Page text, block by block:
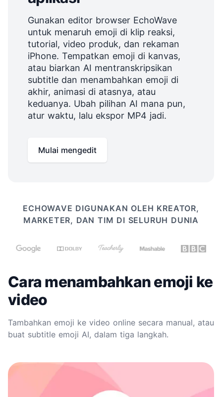
Gunakan editor browser EchoWave
untuk menaruh emoji di klip reaksi,
tutorial, video produk, dan rekaman
iPhone. Tempatkan emoji di kanvas,
atau biarkan AI mentranskripsikan
subtitle dan menambahkan emoji di
akhir, animasi di atasnya, atau
keduanya. Ubah pilihan AI mana pun,
atur waktu, lalu ekspor MP4 jadi.
Mulai mengedit
ECHOWAVE DIGUNAKAN OLEH KREATOR,
MARKETER, DAN TIM DI SELURUH DUNIA
Cara menambahkan emoji ke
video
Tambahkan emoji ke video online secara manual, atau
buat subtitle emoji AI, dalam tiga langkah.